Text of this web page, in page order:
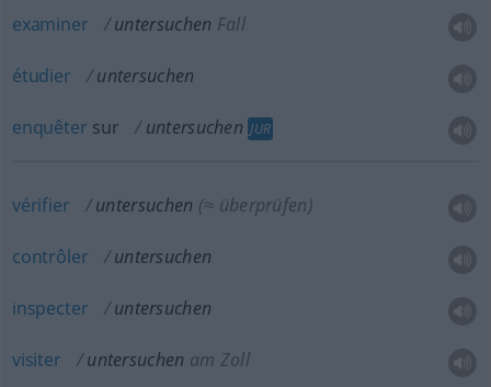
examiner untersuchen Fall
étudier untersuchen
enquêter sur untersuchen JUR
vérifier untersuchen (≈ überprüfen)
contrôler untersuchen
inspecter untersuchen
visiter untersuchen am Zoll